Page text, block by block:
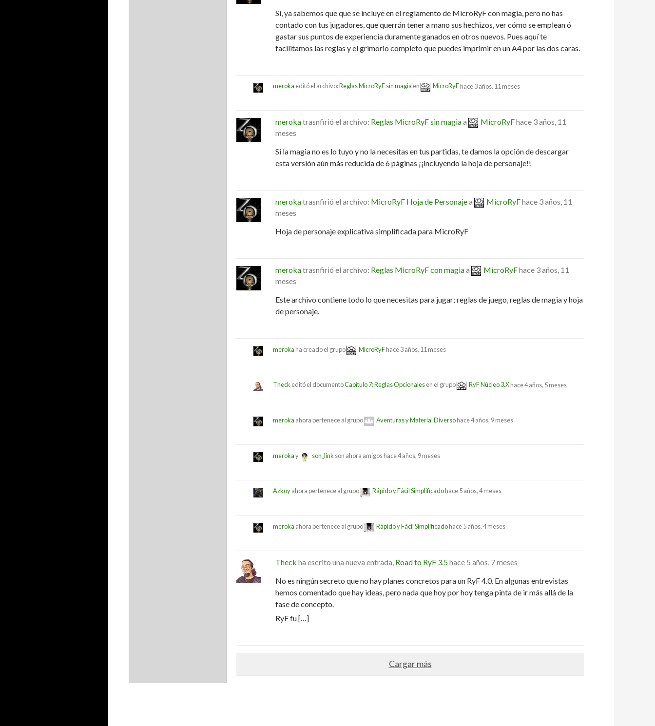
Sí, ya sabemos que que se incluye en el reglamento de MicroRyF con magia, pero no has
contado con tus jugadores, que querrán tener a mano sus hechizos, ver cómo se emplean ó
gastar sus puntos de experiencia duramente ganados en otros nuevos. Pues aquí te
facilitamos las reglas y el grimorio completo que puedes imprimir en un A4 por las dos caras.
meroka editó el archivo:Reglas MicroRyF sin magia en MicroRyFhace 3 años, 11 meses
merokatrasnfirió el archivo: Reglas MicroRyF sin magiaa MicroRyFhace 3 años, 11
meses
Si la magia no es lo tuyo y no la necesitas en tus partidas, te damos la opción de descargar
esta versión aún más reducida de 6 páginas ¡¡incluyendo la hoja de personaje!!
merokatrasnfirió el archivo: MicroRyF Hoja de Personajea MicroRyFhace 3 años, 11
meses
Hoja de personaje explicativa simplificada para MicroRyF
merokatrasnfirió el archivo: Reglas MicroRyF con magiaa MicroRyFhace 3 años, 11
meses
Este archivo contiene todo lo que necesitas para jugar; reglas de juego, reglas de magia y hoja
de personaje.
merokaha creado el grupo MicroRyFhace 3 años, 11 meses
Theck editó el documentoCapítulo 7: Reglas Opcionalesen el grupo RyF Núcleo 3.Xhace 4 años, 5 meses
meroka ahora pertenece al grupo Aventuras y Material Diversohace 4 años, 9 meses
merokay son_link son ahora amigoshace 4 años, 9 meses
Azkoyahora pertenece al grupo Rápido y Fácil Simplificadohace 5 años, 4 meses
meroka ahora pertenece al grupo Rápido y Fácil Simplificadohace 5 años, 4 meses
Theck ha escrito una nueva entrada, Road to RyF 3.5hace 5 años, 7 meses
No es ningún secreto que no hay planes concretos para un RyF 4.0. En algunas entrevistas
hemos comentado que hay ideas, pero nada que hoy por hoy tenga pinta de ir más allá de la
fase de concepto.
RyF fu […]
Cargar más